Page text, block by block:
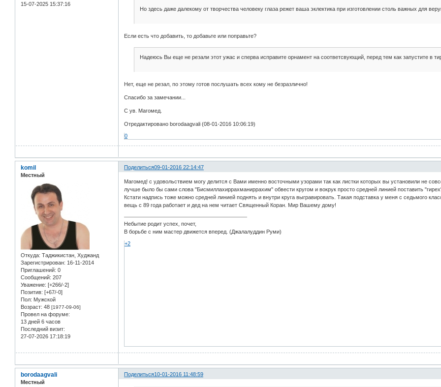
15-07-2025 15:37:16
Но здесь даже далекому от творчества человеку глаза режет ваша эклектика при изготовлении столь важных для
Если есть что добавить, то добавьте или поправьте?
Надеюсь Вы еще не резали этот ужас и сперва исправите орнамент на соответсвующий, перед тем как запустите в
Нет, еще не резал, по этому готов послушать всех кому не безразлично!
Спасибо за замечании...
С ув. Магомед.
Отредактировано borodaagvali (08-01-2016 10:06:19)
0
Поделиться09-01-2016 22:14:47
komil
Местный
Откуда: Таджикистан, Худжанд
Зарегистрирован: 16-11-2014
Приглашений: 0
Сообщений: 207
Уважение: [+266/-2]
Позитив: [+67/-0]
Пол: Мужской
Возраст: 48 [1977-09-06]
Провел на форуме:
13 дней 6 часов
Последний визит:
27-07-2026 17:18:19
Магомед! с удовольствием могу делится с Вами именно восточными узорами так как листки которых вы установили не
лучше было бы сами слова "Бисмиллахиррахманиррахим" обвести кругом и вокрук просто средней линией поставить
Кстати надпись тоже можно средней линией поднять и внутри круга выгравировать. Такая подставка у меня с седьмого
вещь с 89 года работает и дед на нем читает Священный Коран. Мир Вашему дому!
Небытие родит успех, почет,
В борьбе с ним мастер движется вперед. (Джалалуддин Руми)
+2
Поделиться10-01-2016 11:48:59
borodaagvali
Местный